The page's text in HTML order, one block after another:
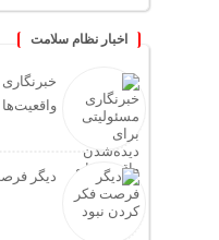
اخبار نظام سلامت
دیگر